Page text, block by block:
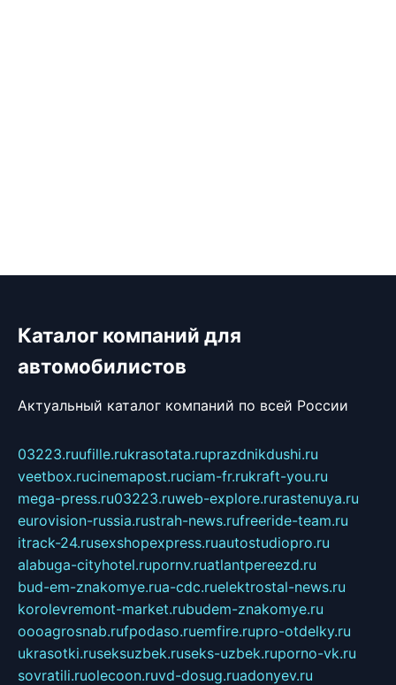
Каталог компаний для
автомобилистов
Актуальный каталог компаний по всей России
03223.ruufille.rukrasotata.ruprazdnikdushi.ru
veetbox.rucinemapost.ruciam-fr.rukraft-you.ru
mega-press.ru03223.ruweb-explore.rurastenuya.ru
eurovision-russia.rustrah-news.rufreeride-team.ru
itrack-24.rusexshopexpress.ruautostudiopro.ru
alabuga-cityhotel.rupornv.ruatlantpereezd.ru
bud-em-znakomye.rua-cdc.ruelektrostal-news.ru
korolevremont-market.rubudem-znakomye.ru
oooagrosnab.rufpodaso.ruemfire.rupro-otdelky.ru
ukrasotki.ruseksuzbek.ruseks-uzbek.ruporno-vk.ru
sovratili.ruolecoon.ruvd-dosug.ruadonyev.ru